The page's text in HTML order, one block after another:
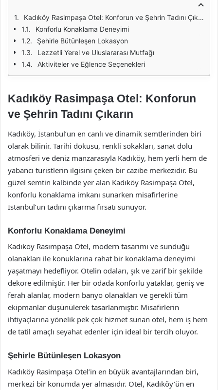
Kadıköy Rasimpaşa Otel: Konforun ve Şehrin Tadını Çıkarın
Konforlu Konaklama Deneyimi
Şehirle Bütünleşen Lokasyon
Lezzetli Yerel ve Uluslararası Mutfağı
Aktiviteler ve Eğlence Seçenekleri
Kadıköy Rasimpaşa Otel: Konforun
ve Şehrin Tadını Çıkarın
Kadıköy, İstanbul’un en canlı ve dinamik semtlerinden biri
olarak bilinir. Tarihi dokusu, renkli sokakları, sanat dolu
atmosferi ve deniz manzarasıyla Kadıköy, hem yerli hem de
yabancı turistlerin ilgisini çeken bir cazibe merkezidir. Bu
güzel semtin kalbinde yer alan Kadıköy Rasimpaşa Otel,
konforlu konaklama imkanı sunarken misafirlerine
İstanbul’un tadını çıkarma fırsatı sunuyor.
Konforlu Konaklama Deneyimi
Kadıköy Rasimpaşa Otel, modern tasarımı ve sunduğu
olanakları ile konuklarına rahat bir konaklama deneyimi
yaşatmayı hedefliyor. Otelin odaları, şık ve zarif bir şekilde
dekore edilmiştir. Her bir odada konforlu yataklar, geniş ve
ferah alanlar, modern banyo olanakları ve gerekli tüm
ekipmanlar düşünülerek tasarlanmıştır. Misafirlerin
ihtiyaçlarına yönelik pek çok hizmet sunan otel, hem iş hem
de tatil amaçlı seyahat edenler için ideal bir tercih oluyor.
Şehirle Bütünleşen Lokasyon
Kadıköy Rasimpaşa Otel’in en büyük avantajlarından biri,
merkezi bir konumda yer almasıdır. Otel, Kadıköy’ün en